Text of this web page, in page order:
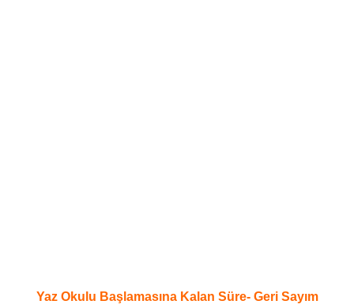
Yaz Okulu Başlamasına Kalan Süre- Geri Sayım